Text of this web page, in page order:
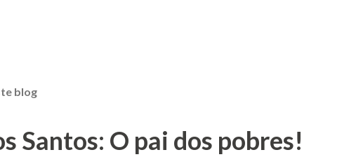
blog
Santos: O pai dos pobres!